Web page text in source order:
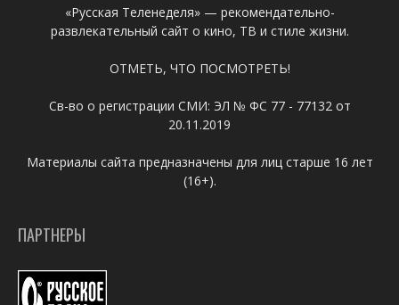
«Русская Теленеделя» — рекомендательно-
развлекательный сайт о кино, ТВ и стиле жизни.
ОТМЕТЬ, ЧТО ПОСМОТРЕТЬ!
Св-во о регистрации СМИ: ЭЛ № ФС 77 - 77132 от
20.11.2019
Материалы сайта предназначены для лиц старше 16 лет
(16+).
ПАРТНЕРЫ